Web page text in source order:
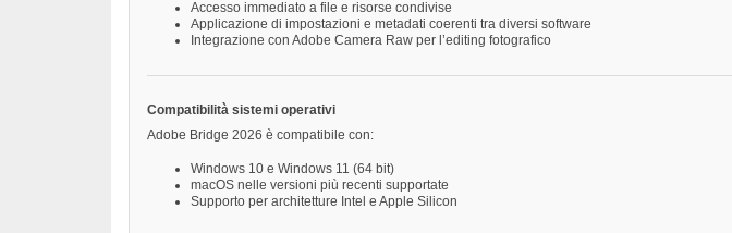
Accesso immediato a file e risorse condivise
Applicazione di impostazioni e metadati coerenti tra diversi software
Integrazione con Adobe Camera Raw per l’editing fotografico
Compatibilità sistemi operativi
Adobe Bridge 2026 è compatibile con:
Windows 10 e Windows 11 (64 bit)
macOS nelle versioni più recenti supportate
Supporto per architetture Intel e Apple Silicon